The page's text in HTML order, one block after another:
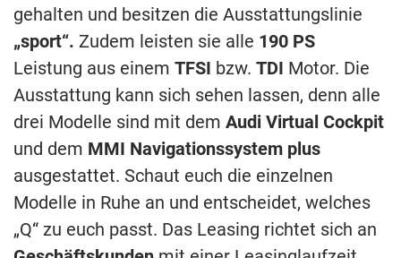
gehalten und besitzen die Ausstattungslinie
„sport“. Zudem leisten sie alle 190 PS
Leistung aus einem TFSI bzw. TDI Motor. Die
Ausstattung kann sich sehen lassen, denn alle
drei Modelle sind mit dem Audi Virtual Cockpit
und dem MMI Navigationssystem plus
ausgestattet. Schaut euch die einzelnen
Modelle in Ruhe an und entscheidet, welches
„Q“ zu euch passt. Das Leasing richtet sich an